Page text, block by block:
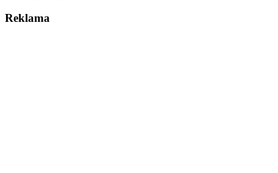
Reklama